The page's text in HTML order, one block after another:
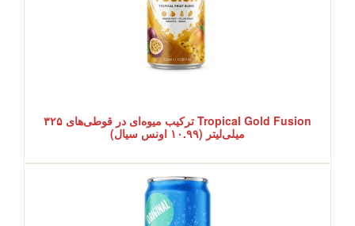
Tropical Gold Fusion ترکیب میوه‌ای در قوطی‌های ۳۲۵
میلی‌لیتر (۱۰.۹۹ اونس سیال)